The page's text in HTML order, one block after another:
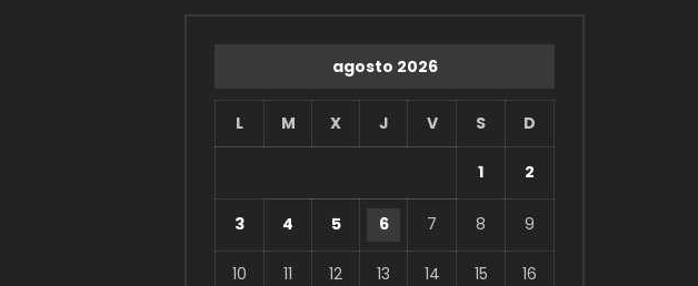
agosto 2026
L M X J V S D
1 2
3 4 5 6 7 8 9
10 11 12 13 14 15 16